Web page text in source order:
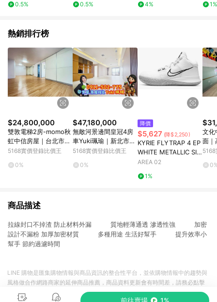
0.5%
0.5%
膚 網襪 絲襪 連體襪 M
4%
隨身
1%
熱銷排行榜
$24,800,000
雙敦電梯2房-momo秋
虹中信房屋｜台北市松
山區長安東路二段
5168實價登錄比價王
0%
$47,180,000
無敵河景邊間皇冠4房
車Yuki珮瑜｜新北市板
橋區中山路二段
5168實價登錄比價王
0%
降價
$5,627 (降$2,250)
KYRIE FLYTRAP 4 EP
WHITE METALLIC SIL
VER
AREA 02
1%
文化
面｜
一路
商品描述
拉線封口不掉渣 防止材料外漏 質地輕薄通透 滲透性強 加密
設計不漏粉 加厚加密材質 多種用途 生活好幫手 提升效率小
幫手 節約過濾時間
前往賣場 1%
LINE 購物是匯集購物情報與商品資訊的整合性平台，並依購物情報中的趨勢與
風格做合作網路商家的延伸商品推薦，商品資料更新會有時間差，請務必點擊
商品至各合作網路商家，確認現售價與購物條件，一切資訊以合作廠商網頁為